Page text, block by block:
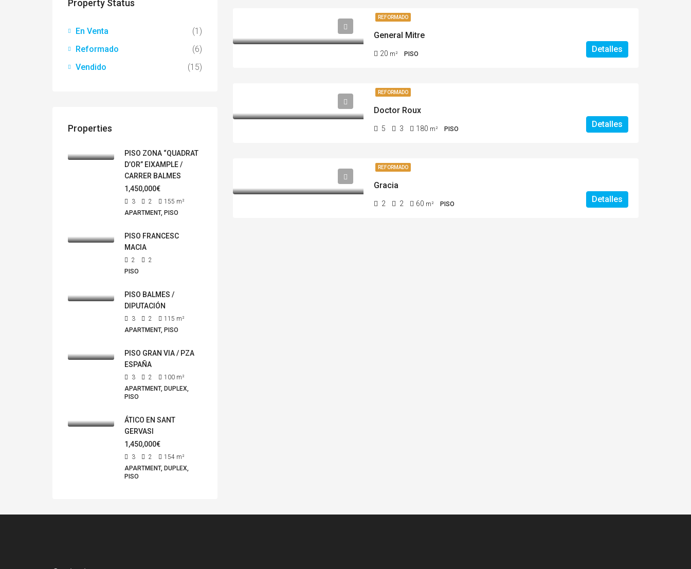
REFORMADO
General Mitre
20 m² PISO Detalles
REFORMADO
Doctor Roux
5 3 180 m² PISO Detalles
REFORMADO
Gracia
2 2 60 m² PISO Detalles
Property Status
En Venta
(1)
Reformado
(6)
Vendido
(15)
Properties
PISO ZONA “QUADRAT
D’OR” EIXAMPLE /
CARRER BALMES
1,450,000€
3 2 155 m²
APARTMENT, PISO
PISO FRANCESC
MACIA
2
2
PISO
PISO BALMES /
DIPUTACIÓN
3 2 115 m²
APARTMENT, PISO
PISO GRAN VIA / PZA
ESPAÑA
3 2 100 m²
APARTMENT, DUPLEX,
PISO
ÁTICO EN SANT
GERVASI
1,450,000€
3 2 154 m²
APARTMENT, DUPLEX,
PISO